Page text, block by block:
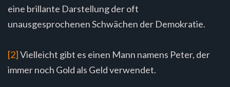
eine brillante Darstellung der oft
unausgesprochenen Schwächen der Demokratie.
[2]Vielleicht gibt es einen Mann namens Peter, der
immer noch Gold als Geld verwendet.